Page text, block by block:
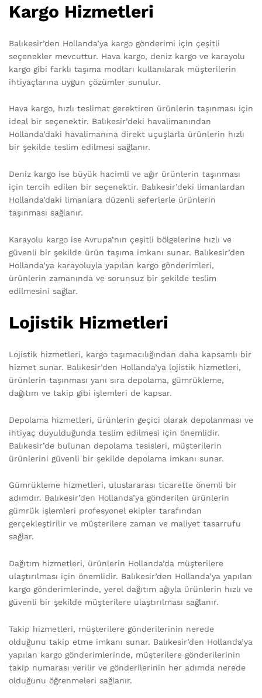
Kargo Hizmetleri
Balıkesir’den Hollanda’ya kargo gönderimi için çeşitli
seçenekler mevcuttur. Hava kargo, deniz kargo ve karayolu
kargo gibi farklı taşıma modları kullanılarak müşterilerin
ihtiyaçlarına uygun çözümler sunulur.
Hava kargo, hızlı teslimat gerektiren ürünlerin taşınması için
ideal bir seçenektir. Balıkesir’deki havalimanından
Hollanda’daki havalimanına direkt uçuşlarla ürünlerin hızlı
bir şekilde teslim edilmesi sağlanır.
Deniz kargo ise büyük hacimli ve ağır ürünlerin taşınması
için tercih edilen bir seçenektir. Balıkesir’deki limanlardan
Hollanda’daki limanlara düzenli seferlerle ürünlerin
taşınması sağlanır.
Karayolu kargo ise Avrupa’nın çeşitli bölgelerine hızlı ve
güvenli bir şekilde ürün taşıma imkanı sunar. Balıkesir’den
Hollanda’ya karayoluyla yapılan kargo gönderimleri,
ürünlerin zamanında ve sorunsuz bir şekilde teslim
edilmesini sağlar.
Lojistik Hizmetleri
Lojistik hizmetleri, kargo taşımacılığından daha kapsamlı bir
hizmet sunar. Balıkesir’den Hollanda’ya lojistik hizmetleri,
ürünlerin taşınması yanı sıra depolama, gümrükleme,
dağıtım ve takip gibi işlemleri de kapsar.
Depolama hizmetleri, ürünlerin geçici olarak depolanması ve
ihtiyaç duyulduğunda teslim edilmesi için önemlidir.
Balıkesir’de bulunan depolama tesisleri, müşterilerin
ürünlerini güvenli bir şekilde depolama imkanı sunar.
Gümrükleme hizmetleri, uluslararası ticarette önemli bir
adımdır. Balıkesir’den Hollanda’ya gönderilen ürünlerin
gümrük işlemleri profesyonel ekipler tarafından
gerçekleştirilir ve müşterilere zaman ve maliyet tasarrufu
sağlar.
Dağıtım hizmetleri, ürünlerin Hollanda’da müşterilere
ulaştırılması için önemlidir. Balıkesir’den Hollanda’ya yapılan
kargo gönderimlerinde, yerel dağıtım ağıyla ürünlerin hızlı ve
güvenli bir şekilde müşterilere ulaştırılması sağlanır.
Takip hizmetleri, müşterilere gönderilerinin nerede
olduğunu takip etme imkanı sunar. Balıkesir’den Hollanda’ya
yapılan kargo gönderimlerinde, müşterilere gönderilerinin
takip numarası verilir ve gönderilerinin her adımda nerede
olduğunu öğrenmeleri sağlanır.